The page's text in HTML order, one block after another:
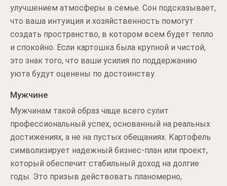
улучшением атмосферы в семье. Сон подсказывает,
что ваша интуиция и хозяйственность помогут
создать пространство, в котором всем будет тепло
и спокойно. Если картошка была крупной и чистой,
это знак того, что ваши усилия по поддержанию
уюта будут оценены по достоинству.
Мужчине
Мужчинам такой образ чаще всего сулит
профессиональный успех, основанный на реальных
достижениях, а не на пустых обещаниях. Картофель
символизирует надежный бизнес-план или проект,
который обеспечит стабильный доход на долгие
годы. Это призыв действовать планомерно,